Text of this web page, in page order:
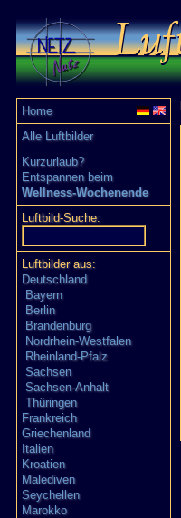
Home
Alle Luftbilder
Kurzurlaub?
Entspannen beim
Wellness-Wochenende
Luftbild-Suche:
Luftbilder aus:
Deutschland
Bayern
Berlin
Brandenburg
Nordrhein-Westfalen
Rheinland-Pfalz
Sachsen
Sachsen-Anhalt
Thüringen
Frankreich
Griechenland
Italien
Kroatien
Malediven
Seychellen
Marokko